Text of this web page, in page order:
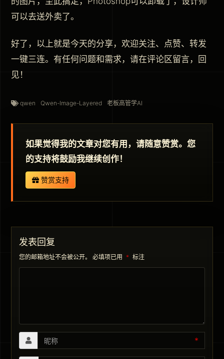
可以去送外卖了。
好了，以上就是今天的分享，欢迎关注、点赞、转发
一键三连。有任何问题和需求，请在评论区留言，回
见！
qwen Qwen-Image-Layered 老板高管学AI
如果觉得我的文章对您有用，请随意赞赏。您
的支持将鼓励我继续创作！
赞赏支持
发表回复
您的邮箱地址不会被公开。 必填项已用 * 标注
*